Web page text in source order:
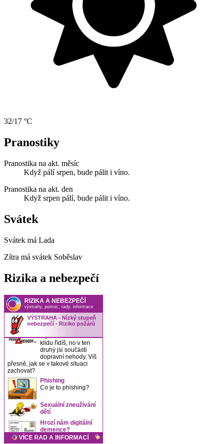
32/17 °C
Pranostiky
Pranostika na akt. měsíc
Když pálí srpen, bude pálit i víno.
Pranostika na akt. den
Když srpen pálí, bude pálit i víno.
Svátek
Svátek má Lada
Zítra má svátek Soběslav
Rizika a nebezpečí